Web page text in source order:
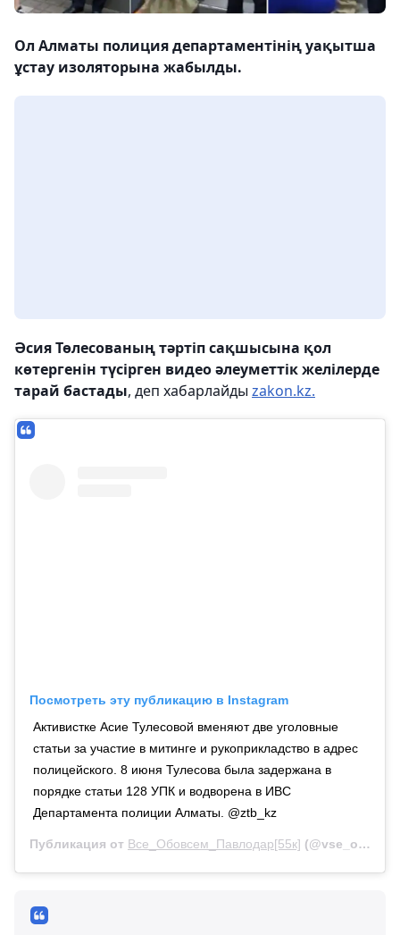
Ол Алматы полиция департаментінің уақытша
ұстау изоляторына жабылды.
Әсия Төлесованың тәртіп сақшысына қол
көтергенін түсірген видео әлеуметтік желілерде
тарай бастады, деп хабарлайды zakon.kz.
Посмотреть эту публикацию в Instagram
Активистке Асие Тулесовой вменяют две уголовные
статьи за участие в митинге и рукоприкладство в адрес
полицейского. 8 июня Тулесова была задержана в
порядке статьи 128 УПК и водворена в ИВС
Департамента полиции Алматы. @ztb_kz
Публикация от Все_Обовсем_Павлодар[55к] (@vse_obovsem_pvl)